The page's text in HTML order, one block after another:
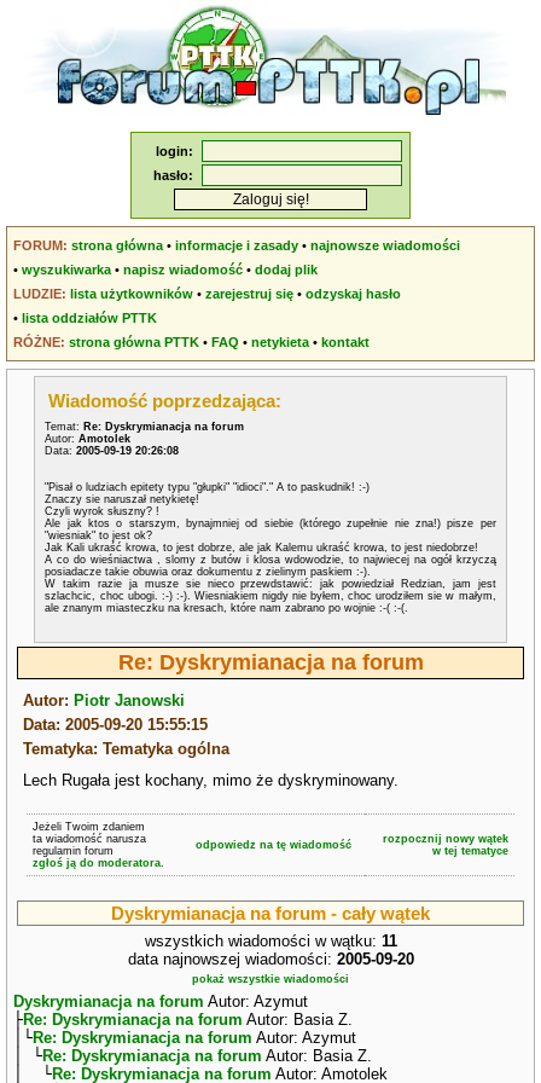
login:
hasło:
FORUM: strona główna •informacje i zasady •najnowsze wiadomości
•wyszukiwarka •napisz wiadomość •dodaj plik
LUDZIE: lista użytkowników •zarejestruj się •odzyskaj hasło
•lista oddziałów PTTK
RÓŻNE: strona główna PTTK •FAQ •netykieta •kontakt
Wiadomość poprzedzająca:
Temat: Re: Dyskrymianacja na forum
Autor:Amotolek
Data:2005-09-19 20:26:08
"Pisał o ludziach epitety typu "głupki" "idioci"." A to paskudnik! :-)
Znaczy sie naruszał netykietę!
Czyli wyrok słuszny? !
Ale jak ktos o starszym, bynajmniej od siebie (którego zupełnie nie zna!) pisze per
"wiesniak" to jest ok?
Jak Kali ukraść krowa, to jest dobrze, ale jak Kalemu ukraść krowa, to jest niedobrze!
A co do wieśniactwa , slomy z butów i klosa wdowodzie, to najwiecej na ogół krzyczą
posiadacze takie obuwia oraz dokumentu z zielinym paskiem :-).
W takim razie ja musze sie nieco przewdstawić: jak powiedział Redzian, jam jest
szlachcic, choc ubogi. :-) :-). Wiesniakiem nigdy nie byłem, choc urodziłem sie w małym,
ale znanym miasteczku na kresach, które nam zabrano po wojnie :-( :-(.
Re: Dyskrymianacja na forum
Autor: Piotr Janowski
Data: 2005-09-20 15:55:15
Tematyka: Tematyka ogólna
Lech Rugała jest kochany, mimo że dyskryminowany.
Jeżeli Twoim zdaniem
ta wiadomość narusza
regulamin forum
zgłoś ją do moderatora.
odpowiedz na tę wiadomość
rozpocznij nowy wątek
w tej tematyce
Dyskrymianacja na forum - cały wątek
wszystkich wiadomości w wątku: 11
data najnowszej wiadomości: 2005-09-20
pokaż wszystkie wiadomości
Dyskrymianacja na forum Autor: Azymut
├Re: Dyskrymianacja na forum Autor: Basia Z.
│└Re: Dyskrymianacja na forum Autor: Azymut
│ └Re: Dyskrymianacja na forum Autor: Basia Z.
│ └Re: Dyskrymianacja na forum Autor: Amotolek